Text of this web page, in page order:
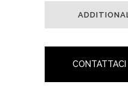
CONTATTACI